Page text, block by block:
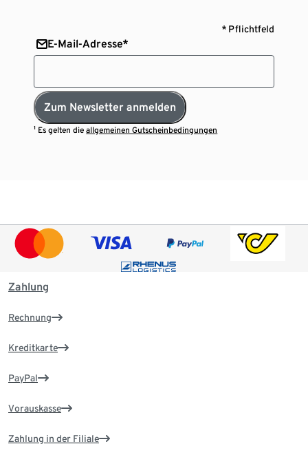
* Pflichtfeld
E-Mail-Adresse*
Zum Newsletter anmelden
¹ Es gelten dieallgemeinen Gutscheinbedingungen
Zahlung
Rechnung
Kreditkarte
PayPal
Vorauskasse
Zahlung in der Filiale